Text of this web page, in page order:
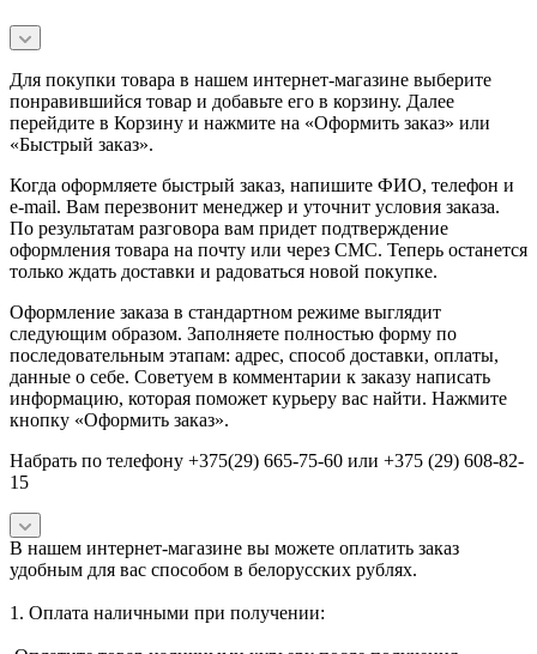
Для покупки товара в нашем интернет-магазине выберите
понравившийся товар и добавьте его в корзину. Далее
перейдите в Корзину и нажмите на «Оформить заказ» или
«Быстрый заказ».
Когда оформляете быстрый заказ, напишите ФИО, телефон и
e-mail. Вам перезвонит менеджер и уточнит условия заказа.
По результатам разговора вам придет подтверждение
оформления товара на почту или через СМС. Теперь останется
только ждать доставки и радоваться новой покупке.
Оформление заказа в стандартном режиме выглядит
следующим образом. Заполняете полностью форму по
последовательным этапам: адрес, способ доставки, оплаты,
данные о себе. Советуем в комментарии к заказу написать
информацию, которая поможет курьеру вас найти. Нажмите
кнопку «Оформить заказ».
Набрать по телефону +375(29) 665-75-60 или +375 (29) 608-82-
15
В нашем интернет-магазине вы можете оплатить заказ
удобным для вас способом в белорусских рублях.
1. Оплата наличными при получении: